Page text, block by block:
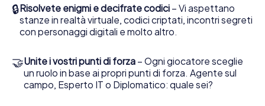
🔒Risolvete enigmi e decifrate codici – Vi aspettano
stanze in realtà virtuale, codici criptati, incontri segreti
con personaggi digitali e molto altro.
🤝Unite i vostri punti di forza – Ogni giocatore sceglie
un ruolo in base ai propri punti di forza. Agente sul
campo, Esperto IT o Diplomatico: quale sei?